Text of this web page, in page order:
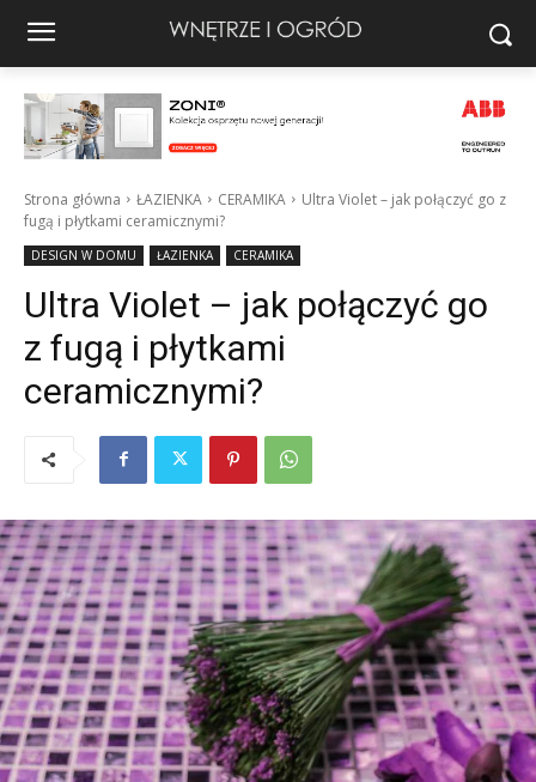
Strona główna ŁAZIENKA CERAMIKA
Ultra Violet – jak połączyć go z
fugą i płytkami ceramicznymi?
DESIGN W DOMU ŁAZIENKA CERAMIKA
Ultra Violet – jak połączyć go
z fugą i płytkami
ceramicznymi?